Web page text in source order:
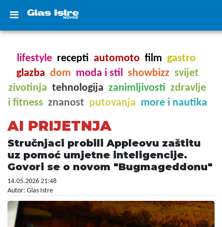
lifestyle recepti automoto film gastro
glazba dom moda i stil showbizz svijet
zivotinja tehnologija zanimljivosti zdravlje
i fitness znanost putovanja more i nautika
AI PRIJETNJA
Stručnjaci probili Appleovu zaštitu
uz pomoć umjetne inteligencije.
Govori se o novom "Bugmageddonu"
14.05.2026 21:48
Autor: Glas Istre